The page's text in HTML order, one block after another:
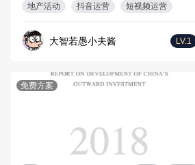
地产活动 抖音运营 短视频运营
大智若愚小夫酱 LV.1
免费方案